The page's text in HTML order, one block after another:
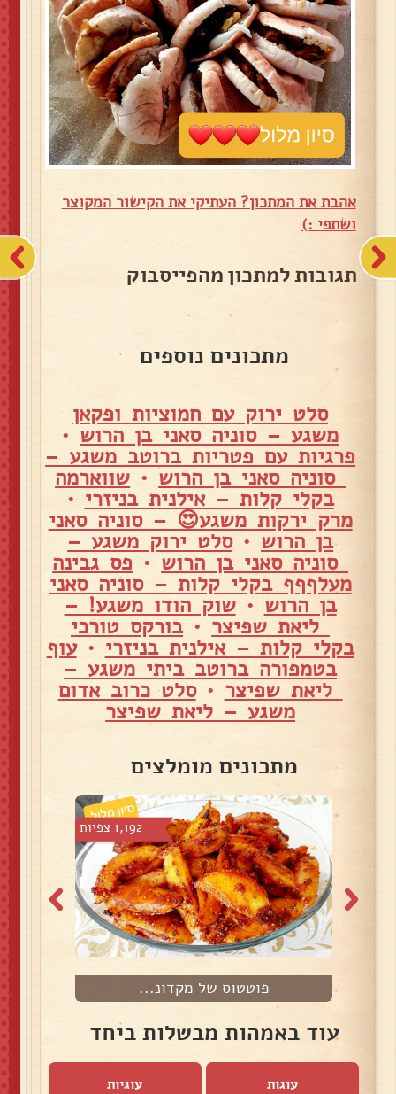
אהבת את המתכון? העתיקי את הקישור המקוצר
ושתפי :)
תגובות למתכון מהפייסבוק
מתכונים נוספים
סלט ירוק עם חמוציות ופקאן
משגע – סוניה סאני בן הרוש •
פרגיות עם פטריות ברוטב משגע –
סוניה סאני בן הרוש• שווארמה
בקלי קלות – אילנית בניזרי •
מרק ירקות משגע😍 – סוניה סאני
בן הרוש •סלט ירוק משגע –
סוניה סאני בן הרוש • פס גבינה
מעלףףף בקלי קלות – סוניה סאני
בן הרוש •שוק הודו משגע! –
ליאת שפיצר •בורקס טורכי
בקלי קלות – אילנית בניזרי •עוף
בטמפורה ברוטב ביתי משגע –
ליאת שפיצר •סלט כרוב אדום
משגע – ליאת שפיצר
מתכונים מומלצים
1,192 צפיות
פוטטוס של מקדונ...
עוד באמהות מבשלות ביחד
עוגות עוגיות